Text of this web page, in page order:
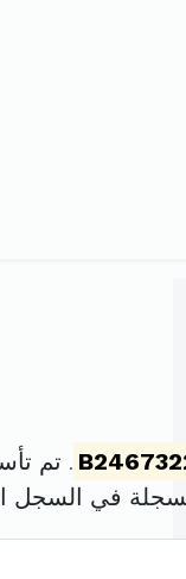
. تم تأسيسها في 18
في السجل